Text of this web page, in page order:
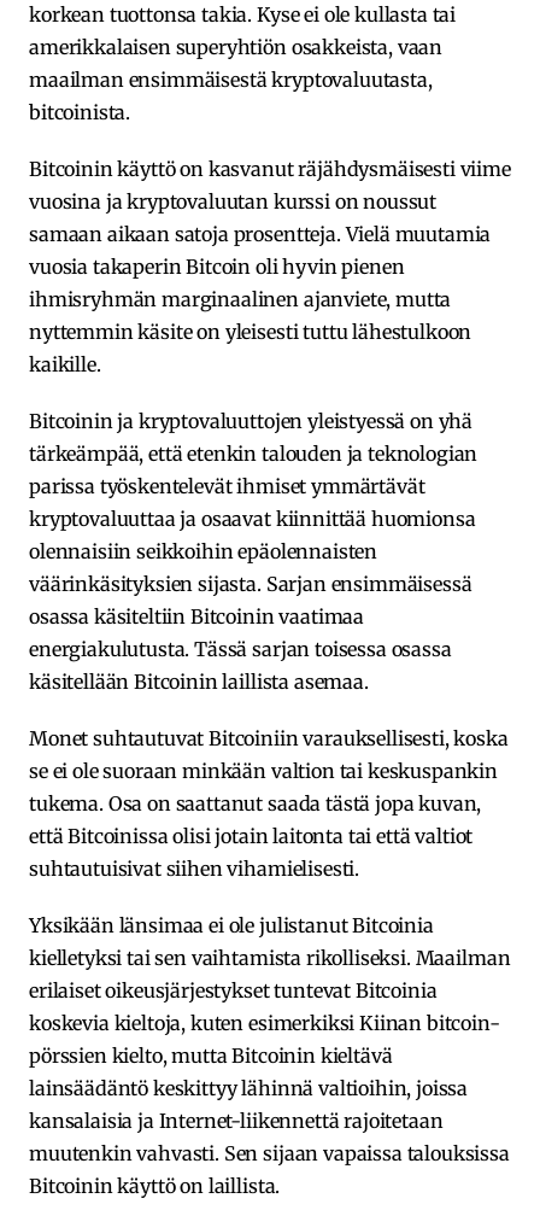
korkean tuottonsa takia. Kyse ei ole kullasta tai
amerikkalaisen superyhtiön osakkeista, vaan
maailman ensimmäisestä kryptovaluutasta,
bitcoinista.
Bitcoinin käyttö on kasvanut räjähdysmäisesti viime
vuosina ja kryptovaluutan kurssi on noussut
samaan aikaan satoja prosentteja. Vielä muutamia
vuosia takaperin Bitcoin oli hyvin pienen
ihmisryhmän marginaalinen ajanviete, mutta
nyttemmin käsite on yleisesti tuttu lähestulkoon
kaikille.
Bitcoinin ja kryptovaluuttojen yleistyessä on yhä
tärkeämpää, että etenkin talouden ja teknologian
parissa työskentelevät ihmiset ymmärtävät
kryptovaluuttaa ja osaavat kiinnittää huomionsa
olennaisiin seikkoihin epäolennaisten
väärinkäsityksien sijasta. Sarjan ensimmäisessä
osassa käsiteltiin Bitcoinin vaatimaa
energiakulutusta. Tässä sarjan toisessa osassa
käsitellään Bitcoinin laillista asemaa.
Monet suhtautuvat Bitcoiniin varauksellisesti, koska
se ei ole suoraan minkään valtion tai keskuspankin
tukema. Osa on saattanut saada tästä jopa kuvan,
että Bitcoinissa olisi jotain laitonta tai että valtiot
suhtautuisivat siihen vihamielisesti.
Yksikään länsimaa ei ole julistanut Bitcoinia
kielletyksi tai sen vaihtamista rikolliseksi. Maailman
erilaiset oikeusjärjestykset tuntevat Bitcoinia
koskevia kieltoja, kuten esimerkiksi Kiinan bitcoin-
pörssien kielto, mutta Bitcoinin kieltävä
lainsäädäntö keskittyy lähinnä valtioihin, joissa
kansalaisia ja Internet-liikennettä rajoitetaan
muutenkin vahvasti. Sen sijaan vapaissa talouksissa
Bitcoinin käyttö on laillista.